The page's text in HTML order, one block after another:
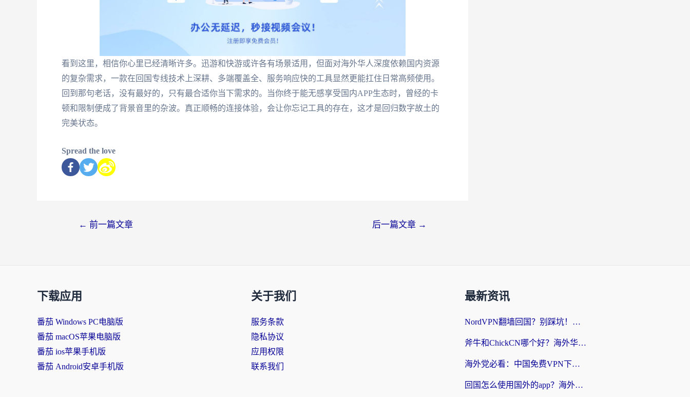
看到这里，相信你心里已经清晰许多。迅游和快游或许各有场景适用，但面对海外华人深度依赖国内资源
的复杂需求，一款在回国专线技术上深耕、多端覆盖全、服务响应快的工具显然更能扛住日常高频使用。
回到那句老话，没有最好的，只有最合适你当下需求的。当你终于能无感享受国内APP生态时，曾经的卡
顿和限制便成了背景音里的杂波。真正顺畅的连接体验，会让你忘记工具的存在，这才是回归数字故土的
完美状态。
Spread the love
← 前一篇文章 后一篇文章 →
下载应用
番茄 Windows PC电脑版
番茄 macOS苹果电脑版
番茄 ios苹果手机版
番茄 Android安卓手机版
关于我们
服务条款
隐私协议
应用权限
联系我们
最新资讯
NordVPN翻墙回国？别踩坑！海外党无缝访问国内资源的真实指南
斧牛和ChickCN哪个好？海外华人亲测3款回国加速器+免费试用攻略
海外党必看：中国免费VPN下载避坑指南 + 无缝访问国内资源的终极方案
回国怎么使用国外的app？海外党必看的无缝访问国内资源全攻略